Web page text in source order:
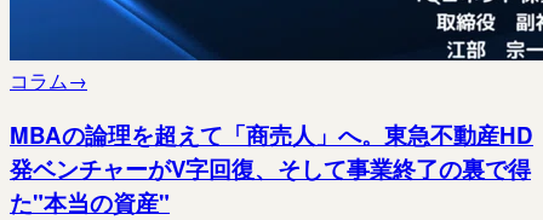
コラム→
MBAの論理を超えて「商売人」へ。東急不動産HD
発ベンチャーがV字回復、そして事業終了の裏で得
た"本当の資産"